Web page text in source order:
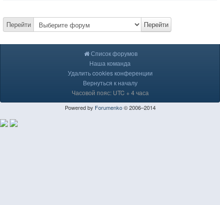
Перейти Перейти
Список форумов
Наша команда
Удалить cookies конференции
Вернуться к началу
Часовой пояс: UTC + 4 часа
Powered by Forumenko© 2006–2014